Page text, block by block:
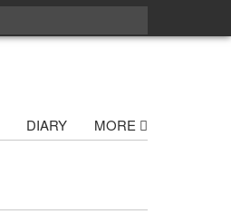
DIARY MORE